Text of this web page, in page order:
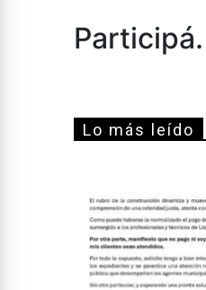
Participá.
Lo más leído